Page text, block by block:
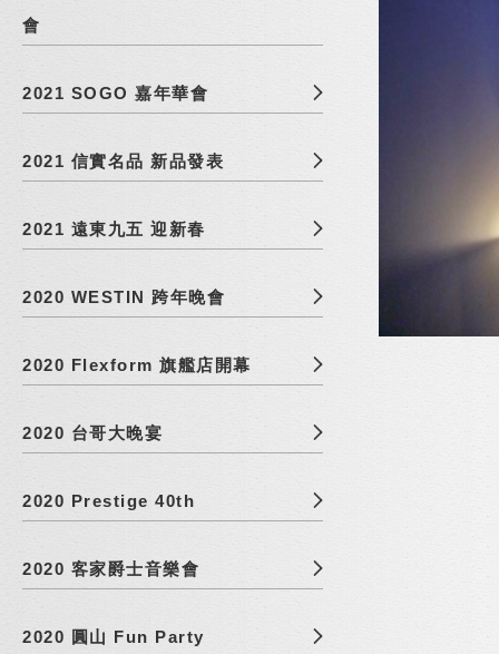
會
2021 SOGO 嘉年華會
2021 信實名品 新品發表
2021 遠東九五 迎新春
2020 WESTIN 跨年晚會
2020 Flexform 旗艦店開幕
2020 台哥大晚宴
2020 Prestige 40th
2020 客家爵士音樂會
2020 圓山 Fun Party